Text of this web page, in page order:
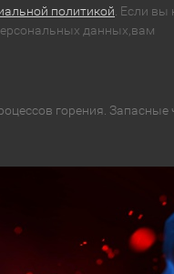
политикой . Если вы
данных,вам
горения. Запасные